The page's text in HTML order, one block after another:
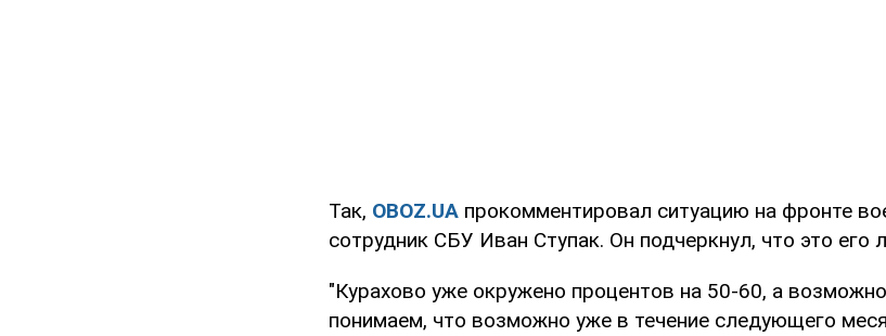
Так, OBOZ.UA прокомментировал ситуацию на фронте
сотрудник СБУ Иван Ступак. Он подчеркнул, что это его
"Курахово уже окружено процентов на 50-60, а
понимаем, что возможно уже в течение следующего